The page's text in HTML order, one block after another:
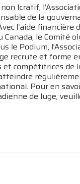
lcratif,
de la
l’aide financière
le Comité
le Podium,
recrute et forme
compétitrices de
Pour en
de luge,